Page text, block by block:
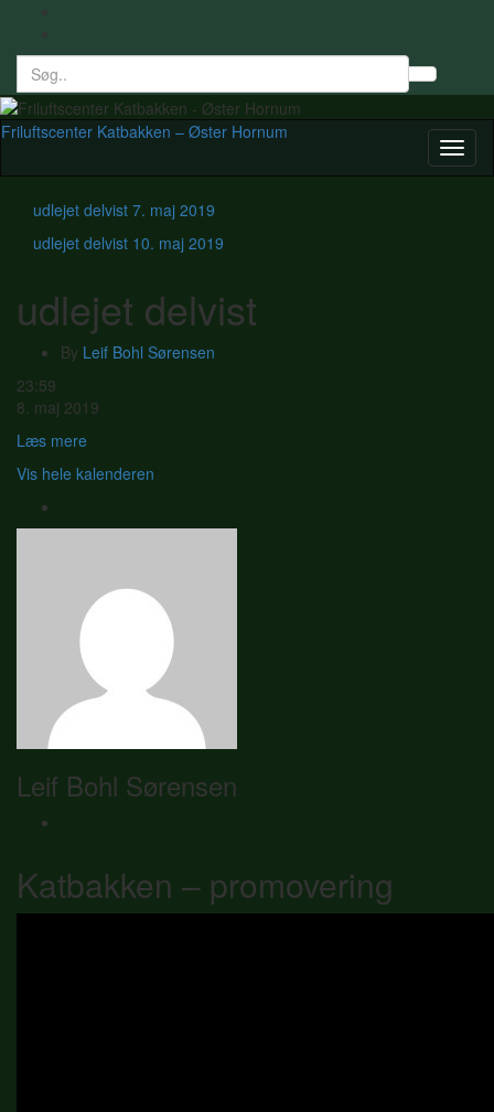
form
Search
for:
Friluftscenter Katbakken – Øster Hornum
udlejet delvist 7. maj 2019
udlejet delvist 10. maj 2019
udlejet delvist
By Leif Bohl Sørensen
udlejet
delvist
23:59
8. maj 2019
Læs mere
Vis hele kalenderen
Leif Bohl Sørensen
Katbakken – promovering